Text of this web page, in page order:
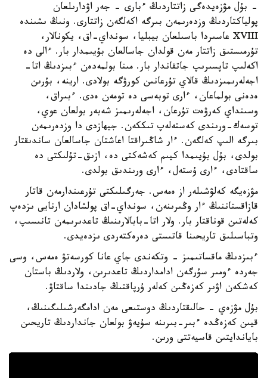
- بۇل مۋزەيدەگى زاتتاردىڭ ءبارى - جەر اۋدارىلعان
پولياكتاردىڭ وزدەرىمەن بىرگە اكەلگەن زاتتارى. ونىڭ ىشىندە
XVIII عاسىردا باسىلعان بيبليا، سونداي-اق، يكونالار،
تۇرمىستىق زاتتار مەن قولدان جاسالعان بۇيىمدار بار. ءالى دە
اكەلىپ تاپسىرىپ جاتقاندار بار. مىنا بولمەدەن ءبىزدىڭ اتا-
اجەلەرىمىزدىڭ قالاي تۇرعانىن كورۋگە بولادى. ارينە، بۇرىن
ەدەنى بولماعان، ءارى توبەسى دە تومەن ەدى. ءبىراق،
وسىنداي كەرۋەت تۇرعان، اجەلەرىمىز شەبەر بولعان عوي،
توسەك-ورىندى كەستەلەپ تىككەن. جيھازدى دا وزدەرىمەن
بىرگە الىپ كەلگەن. ءار شاڭىراقتا اعاشتان جاسالعان ساندىقتار
بولدى، بۇل بۇيىمدا كيىم كەشەكتى دە، ازىق-تۇلىكتى دە
ساقتادى، ءارى ۇستەل، ءارى ورىندىق بولدى.
مۋزەيگە كەلۋشىلەر از ەمەس. جەرگىلىكتى تۇرعىندارمەن قاتار
قازاقستاننىڭ ءار وڭىرىنەن، سونداي-اق پولشادان ارنايى ىزدەپ
كەلەتىن قوناقتار بار. ولار اتا-بابالارىنىڭ تاعدىرىمەن تانىسىپ،
وتباسىلىق تاريحىنا قاتىستى دەرەكتەردى ىزدەيدى.
ءبىزدىڭ ماقساتىمىز - وتكەندى جاي عانا كورسەتۋ ەمەس، وسى
جەردە ءومىر سۇرگەن ادامداردىڭ تاعدىرىن، ولاردىڭ باستان
كەشكەن اۋىر كەزەڭىن كەلەر ۇرپاقتىڭ جادىندا ساقتاۋ.
بۇل مۋزەي - حالىقتاردىڭ دوستىعى مەن ادامگەرشىلىگىنىڭ،
قيىن كەزەڭدە ءبىر-بىرىنە سۇيەۋ بولعان جانداردىڭ تاريحىن
باياندايتىن قاسيەتتى ورىن.